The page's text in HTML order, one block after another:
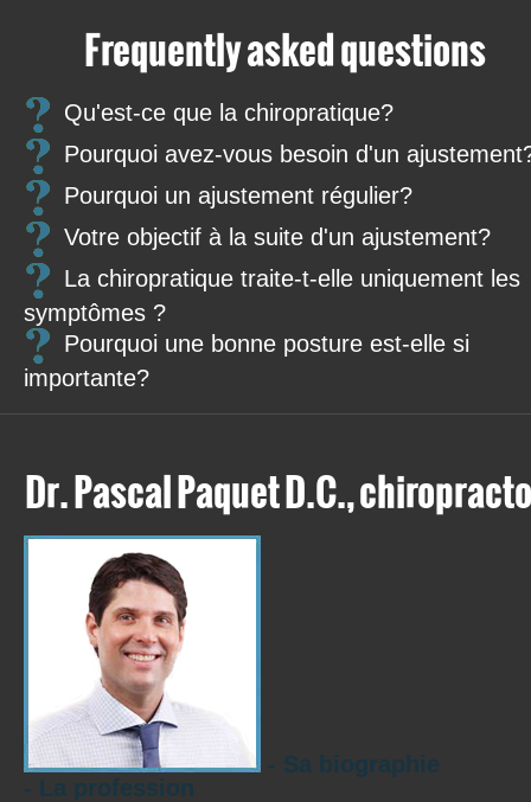
Chiropractically yours,
Dr. Pascal Paquet D.C., chiropractor
Clinique Solution Santé Chiropratique Inc.
61, rue Thornton N. Street
Coaticook, Qc J1A 2E1
Phone: (819) 804-4440
E-mail:monchirocoaticook@gmail.com
Web site
:http://www.cliniquesolutionsante.com/en/
Frequently asked questions
Qu'est-ce que la chiropratique?
Pourquoi avez-vous besoin d'un
Pourquoi un ajustement régulier?
Votre objectif à la suite d'un ajustement?
La chiropratique traite-t-elle uniquement les
symptômes ?
Pourquoi une bonne posture est-elle si
importante?
Dr. Pascal Paquet D.C.,
- Sa biographie
- La profession